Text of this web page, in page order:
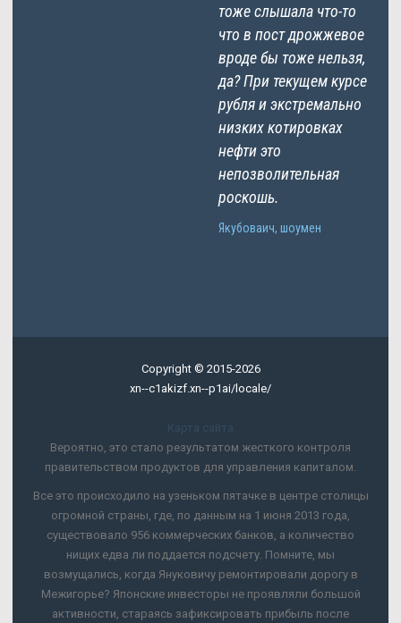
тоже слышала что-то
что в пост дрожжевое
вроде бы тоже нельзя,
да? При текущем курсе
рубля и экстремально
низких котировках
нефти это
непозволительная
роскошь.
Якубоваич, шоумен
Copyright © 2015-2026
xn--c1akizf.xn--p1ai/locale/
Карта сайта
Вероятно, это стало результатом жесткого контроля
правительством продуктов для управления капиталом.
Все это происходило на узеньком пятачке в центре столицы
огромной страны, где, по данным на 1 июня 2013 года,
существовало 956 коммерческих банков, а количество
нищих едва ли поддается подсчету. Помните, мы
возмущались, когда Януковичу ремонтировали дорогу в
Межигорье? Японские инвесторы не проявляли большой
активности, стараясь зафиксировать прибыль после